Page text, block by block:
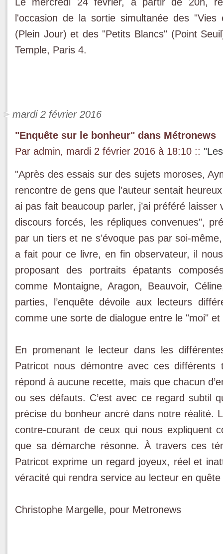
l'occasion de la sortie simultanée des
(Plein Jour) et des "Petits Blancs" (Point
Temple, Paris 4.
mardi 2 février 2016
"Enquête sur le bonheur" dans Métronews
Par admin, mardi 2 février 2016 à 18:10 ::
"Après des essais sur des sujets moroses,
rencontre de gens que l’auteur sentait
ai pas fait beaucoup parler, j’ai préféré
discours forcés, les répliques convenues",
par un tiers et ne s’évoque pas par soi-
a fait pour ce livre, en fin observateur, il
proposant des portraits épatants
comme Montaigne, Aragon, Beauvoir,
parties, l’enquête dévoile aux lecteurs
comme une sorte de dialogue entre le "moi" et
En promenant le lecteur dans les
Patricot nous démontre avec ces
répond à aucune recette, mais que chacun
ou ses défauts. C’est avec ce regard subtil
précise du bonheur ancré dans notre réalité.
contre-courant de ceux qui nous expliquent
que sa démarche résonne. À travers ces
Patricot exprime un regard joyeux, réel et
véracité qui rendra service au lecteur en
Christophe Margelle, pour Metronews